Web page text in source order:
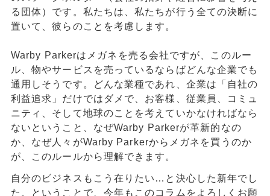
る団体）です。私たちは、私たちが行う全ての決断に
置いて、彼らのことを考慮します。
Warby Parkerはメガネを売る会社ですが、このルー
ル、物やサービスを売っているならばどんな企業でも
通用しそうです。どんな業種であれ、企業は「自社の
利益追求」だけではダメで、お客様、従業員、コミュ
ニティ、そして地球のことを考えていかなければなら
ないということ、なぜWarby Parkerが革新的なの
か、なぜ人々がWarby Parkerからメガネを買うのか
が、このルールから理解できます。
自分のビジネスもこう在りたい…と決心した新年でし
た。ということで、今年もこのコラムをよろしくお願